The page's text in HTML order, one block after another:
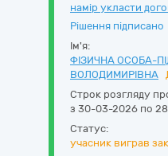
намір укласти
Рішення підписано
Ім'я:
ФІЗИЧНА ОСОБА-
ВОЛОДИМИРІВНА
Строк розгляду
з 30-03-2026 по
Статус:
учасник виграв